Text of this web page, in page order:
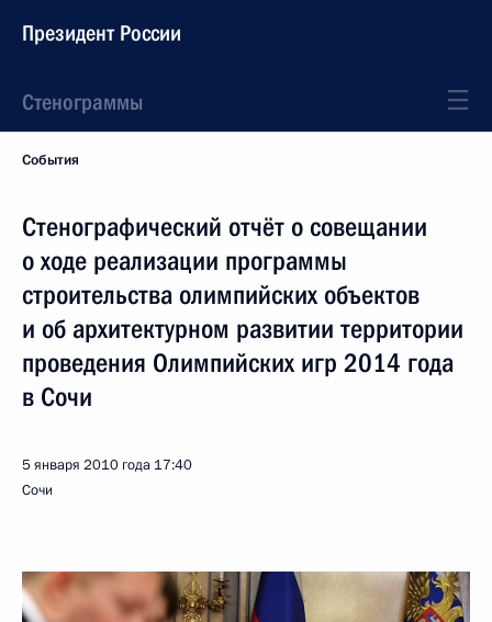
Президент России
Стенограммы
События
Стенографический отчёт о совещании
о ходе реализации программы
строительства олимпийских объектов
и об архитектурном развитии территории
проведения Олимпийских игр 2014 года
в Сочи
5 января 2010 года 17:40
Сочи